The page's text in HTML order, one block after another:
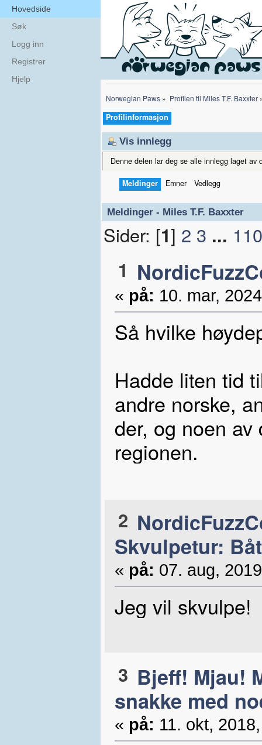
Hovedside
Søk
Logg inn
Registrer
Hjelp
Norwegian Paws » Profilen til Miles T.F. Baxxter
Profilinformasjon
Vis innlegg
Denne delen lar deg se alle innlegg laget
Meldinger Emner Vedlegg
Meldinger - Miles T.F. Baxxter
Sider: [1] 2 3 ... 110
1
« på: 10. mar,
Så hvilke
Hadde liten tid
andre norske,
der, og noen
regionen.
2
Skvulpetur:
« på: 07. aug,
Jeg vil skvulpe!
3 Bjeff! Mjau!
snakke med
« på: 11. okt,